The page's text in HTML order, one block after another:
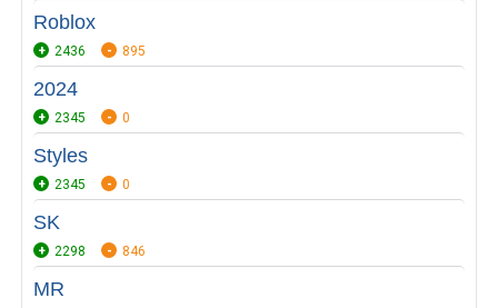
Roblox
2436 895
2024
2345 0
Styles
2345 0
SK
2298 846
MR